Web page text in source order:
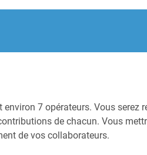
7 opérateurs. Vous
de chacun. Vous
de vos collaborateurs.